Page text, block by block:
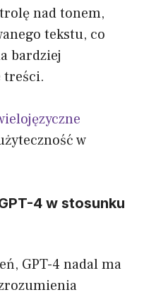
nad tonem,
tekstu, co
bardziej
treści.
w
4 w stosunku
GPT-4 nadal ma